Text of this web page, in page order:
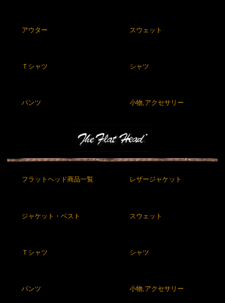
アウター スウェット
Ｔシャツ シャツ
パンツ 小物,アクセサリー
フラットヘッド商品一覧 レザージャケット
ジャケット・ベスト スウェット
Ｔシャツ シャツ
パンツ 小物,アクセサリー